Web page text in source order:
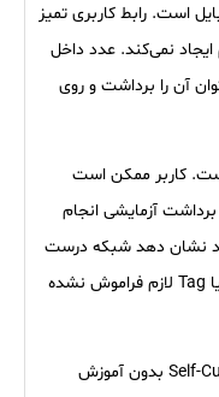
است. رابط کاربری تمیز
نمی‌کند. عدد داخل
آن را برداشت و روی
کاربر ممکن است
برداشت آزمایشی انجام
نشان دهد شبکه درست
انتخاب شده، آدرس صحیح است، Memo یا Tag لازم فراموش نشده
خطای چهارم، انتقال کامل دارایی به Self-Custody بدون آموزش